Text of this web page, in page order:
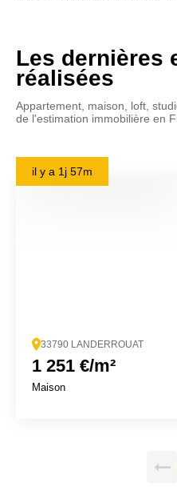
Les dernières
réalisées
Appartement, maison, loft,
de l'estimation immobilière en
il y a 1j 57m
33790 LANDERROUAT
1 251 €/m²
Maison